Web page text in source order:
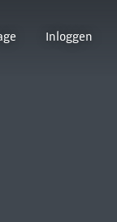
Inloggen